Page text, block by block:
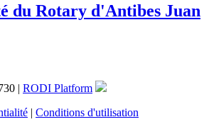
du Rotary d'Antibes Juan
| RODI Platform
| Conditions d'utilisation